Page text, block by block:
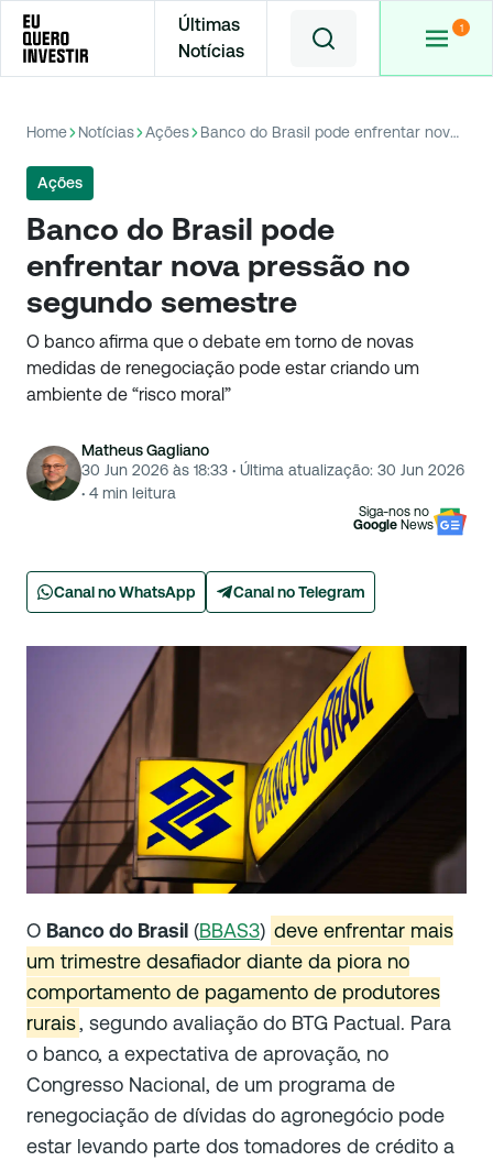
Últimas
Notícias
Home Notícias Ações Banco do Brasil pode enfrentar nova pressão no segundo semestre
Ações
Banco do Brasil pode
enfrentar nova pressão no
segundo semestre
O banco afirma que o debate em torno de novas
medidas de renegociação pode estar criando um
ambiente de “risco moral”
Matheus Gagliano
30 Jun 2026 às 18:33 · Última atualização: 30 Jun 2026
· 4min leitura
Siga-nos no
Google News
Canal no WhatsApp Canal no Telegram
O Banco do Brasil (BBAS3) deve enfrentar mais
um trimestre desafiador diante da piora no
comportamento de pagamento de produtores
rurais, segundo avaliação do BTG Pactual. Para
o banco, a expectativa de aprovação, no
Congresso Nacional, de um programa de
renegociação de dívidas do agronegócio pode
estar levando parte dos tomadores de crédito a